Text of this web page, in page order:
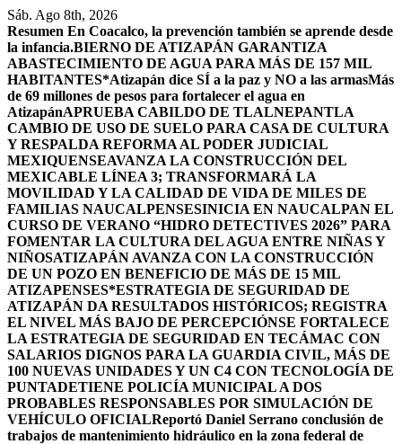
Saltar
al
contenido
Sáb. Ago 8th, 2026
Resumen En Coacalco, la prevención también se aprende desde
la infancia.BIERNO DE ATIZAPÁN GARANTIZA
ABASTECIMIENTO DE AGUA PARA MÁS DE 157 MIL
HABITANTES*Atizapán dice SÍ a la paz y NO a las armasMás
de 69 millones de pesos para fortalecer el agua en
AtizapánAPRUEBA CABILDO DE TLALNEPANTLA
CAMBIO DE USO DE SUELO PARA CASA DE CULTURA
Y RESPALDA REFORMA AL PODER JUDICIAL
MEXIQUENSEAVANZA LA CONSTRUCCIÓN DEL
MEXICABLE LÍNEA 3; TRANSFORMARÁ LA
MOVILIDAD Y LA CALIDAD DE VIDA DE MILES DE
FAMILIAS NAUCALPENSESINICIA EN NAUCALPAN EL
CURSO DE VERANO “HIDRO DETECTIVES 2026” PARA
FOMENTAR LA CULTURA DEL AGUA ENTRE NIÑAS Y
NIÑOSATIZAPÁN AVANZA CON LA CONSTRUCCIÓN
DE UN POZO EN BENEFICIO DE MÁS DE 15 MIL
ATIZAPENSES*ESTRATEGIA DE SEGURIDAD DE
ATIZAPÁN DA RESULTADOS HISTÓRICOS; REGISTRA
EL NIVEL MÁS BAJO DE PERCEPCIÓNSE FORTALECE
LA ESTRATEGIA DE SEGURIDAD EN TECÁMAC CON
SALARIOS DIGNOS PARA LA GUARDIA CIVIL, MÁS DE
100 NUEVAS UNIDADES Y UN C4 CON TECNOLOGÍA DE
PUNTADETIENE POLICÍA MUNICIPAL A DOS
PROBABLES RESPONSABLES POR SIMULACIÓN DE
VEHÍCULO OFICIALReportó Daniel Serrano conclusión de
trabajos de mantenimiento hidráulico en la zona federal de